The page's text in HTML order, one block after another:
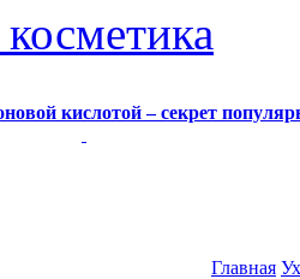
кислотой – секрет
Главная